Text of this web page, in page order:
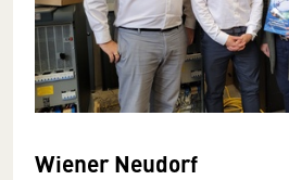
Wiener Neudorf